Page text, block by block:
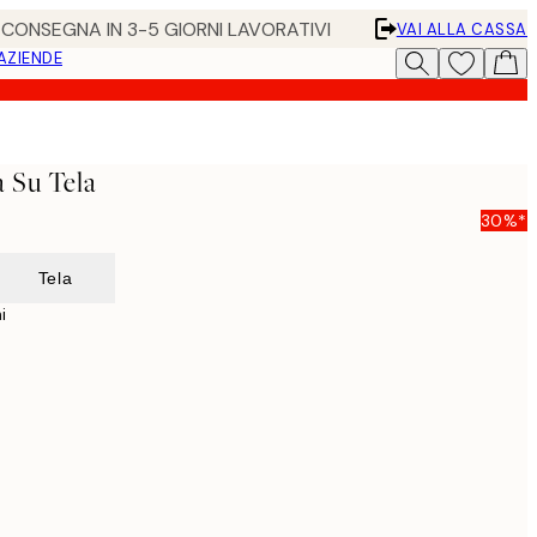
IN 3-5 GIORNI LAVORATIVI
VAI ALLA CASSA
Su Tela
30%*
Tela